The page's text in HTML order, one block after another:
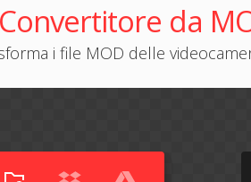
Convertitore da
i file MOD delle